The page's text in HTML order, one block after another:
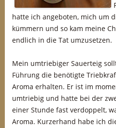
hatte ich angeboten, mich um
kümmern und so kam meine
endlich in die Tat umzusetzen.
Mein umtriebiger Sauerteig
Führung die benötigte
Aroma erhalten. Er ist im
umtriebig und hatte bei der
einer Stunde fast verdoppelt,
Aroma. Kurzerhand habe ich